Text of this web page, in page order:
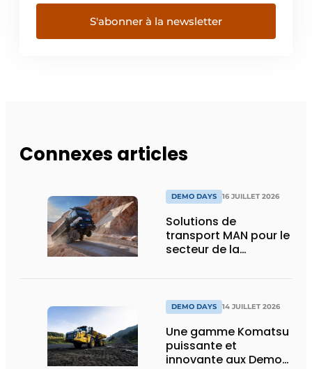
S'abonner à la newsletter
Connexes articles
DEMO DAYS 16 JUILLET 2026
Solutions de
transport MAN pour le
secteur de la
DEMO DAYS 14 JUILLET 2026
Une gamme Komatsu
puissante et
innovante aux Demo